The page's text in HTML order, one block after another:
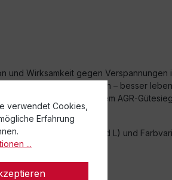
und Wirksamkeit gegen Verspannungen
Forum „Gesunder Rücken – besser
(BdR) e.V.“ mit dem AGR-
(S, M und L) und
verwendet Cookies,
Erfahrung
...